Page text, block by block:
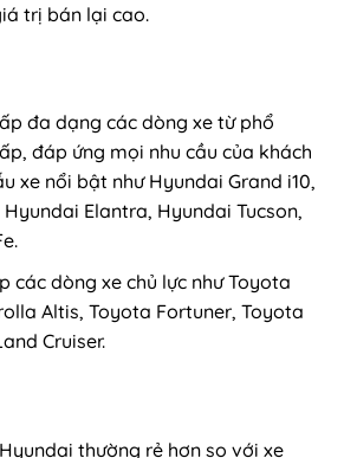
trị bán lại cao.
đa dạng các dòng xe từ phổ
đáp ứng mọi nhu cầu của khách
xe nổi bật như Hyundai Grand i10,
Elantra, Hyundai Tucson,
các dòng xe chủ lực như Toyota
Altis, Toyota Fortuner, Toyota
Cruiser.
thường rẻ hơn so với xe